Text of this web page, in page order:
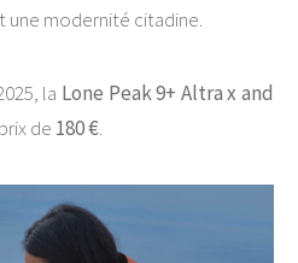
une modernité citadine.
la Lone Peak 9+ Altra x and
de 180 €.